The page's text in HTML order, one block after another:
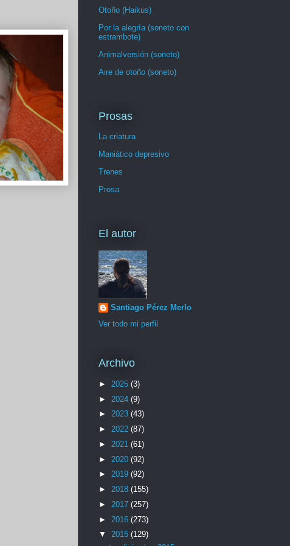
Otoño (Haikus)
Por la alegría (soneto con
estrambote)
Animalversión (soneto)
Aire de otoño (soneto)
Prosas
La criatura
Maniático depresivo
Trenes
Prosa
El autor
Santiago Pérez Merlo
Ver todo mi perfil
Archivo
► 2025 (3)
► 2024 (9)
► 2023 (43)
► 2022 (87)
► 2021 (61)
► 2020 (92)
► 2019 (92)
► 2018 (155)
► 2017 (257)
► 2016 (273)
▼ 2015 (129)